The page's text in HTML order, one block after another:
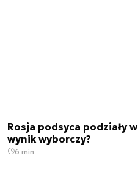
Rosja podsyca podziały
wynik wyborczy?
6 min.